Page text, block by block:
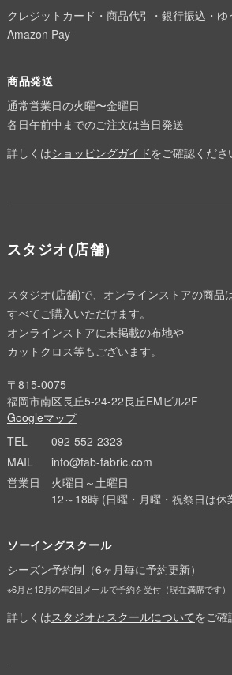
クレジットカード・商品代引・銀行振込・ゆ
Amazon Pay
商品発送
通常営業日の火曜〜金曜日
各日午前中までのご注文は当日発送
詳しくはショッピングガイドをご確認くださ
スタジオ(店舗)
スタジオ(店舗)で、オンラインストアの商品
すべてご購入いただけます。
オンラインストアに未掲載の布地や
カットクロス等もございます。
〒815-0075
福岡市南区長丘5-24-22長丘EMビル2F
Googleマップ
TEL
092-552-2323
MAIL
info@fab-fabric.com
営業日
火曜日～土曜日
12～18時 (日曜・月曜・祝祭日は休
ソーイングスクール
シーズン予約制（6ヶ月毎に予約更新）
※6月と12月の年2回メールで予約を受付（現在満席です）
詳しくはスタジオとスクールについてをご確